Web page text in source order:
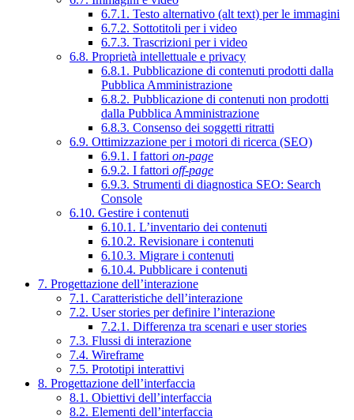
6.7.1. Testo alternativo (alt text) per le immagini
6.7.2. Sottotitoli per i video
6.7.3. Trascrizioni per i video
6.8. Proprietà intellettuale e privacy
6.8.1. Pubblicazione di contenuti prodotti dalla
Pubblica Amministrazione
6.8.2. Pubblicazione di contenuti non prodotti
dalla Pubblica Amministrazione
6.8.3. Consenso dei soggetti ritratti
6.9. Ottimizzazione per i motori di ricerca (SEO)
6.9.1. I fattori on-page
6.9.2. I fattori off-page
6.9.3. Strumenti di diagnostica SEO: Search
Console
6.10. Gestire i contenuti
6.10.1. L’inventario dei contenuti
6.10.2. Revisionare i contenuti
6.10.3. Migrare i contenuti
6.10.4. Pubblicare i contenuti
7. Progettazione dell’interazione
7.1. Caratteristiche dell’interazione
7.2. User stories per definire l’interazione
7.2.1. Differenza tra scenari e user stories
7.3. Flussi di interazione
7.4. Wireframe
7.5. Prototipi interattivi
8. Progettazione dell’interfaccia
8.1. Obiettivi dell’interfaccia
8.2. Elementi dell’interfaccia